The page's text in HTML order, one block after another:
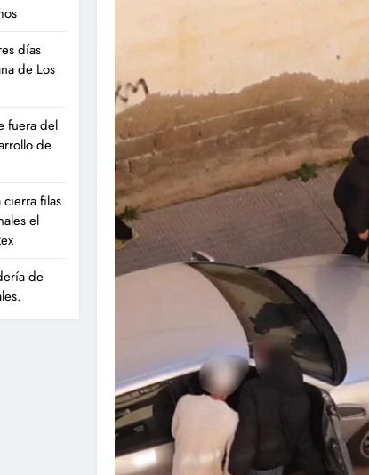
días
de Los
fuera del
de
filas
el
de